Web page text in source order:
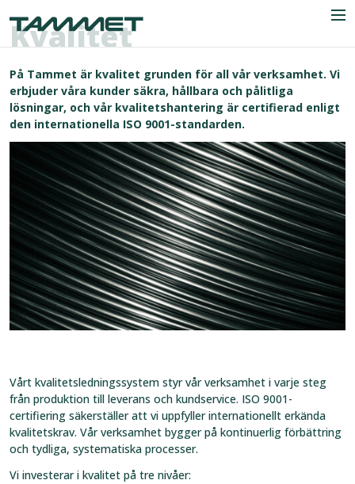
Företaget
Produkter
Referenser
Nyheter
Kontaktuppgifter
Kvalitet
På Tammet är kvalitet grunden för all vår verksamhet. Vi
erbjuder våra kunder säkra, hållbara och pålitliga
lösningar, och vår kvalitetshantering är certifierad enligt
den internationella ISO 9001-standarden.
Vårt kvalitetsledningssystem styr vår verksamhet i varje steg
från produktion till leverans och kundservice. ISO 9001-
certifiering säkerställer att vi uppfyller internationellt erkända
kvalitetskrav. Vår verksamhet bygger på kontinuerlig förbättring
och tydliga, systematiska processer.
Vi investerar i kvalitet på tre nivåer: